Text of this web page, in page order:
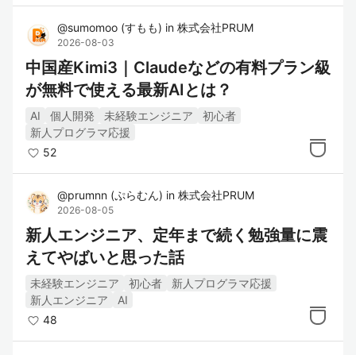
@sumomoo (すもも) in 株式会社PRUM
2026-08-03
中国産Kimi3｜Claudeなどの有料プラン級
が無料で使える最新AIとは？
AI 個人開発 未経験エンジニア
初心者
新人プログラマ応援
52
@prumnn (ぷらむん) in 株式会社PRUM
2026-08-05
新人エンジニア、定年まで続く勉強量に震
えてやばいと思った話
未経験エンジニア 初心者
新人プログラマ応援
新人エンジニア
AI
48